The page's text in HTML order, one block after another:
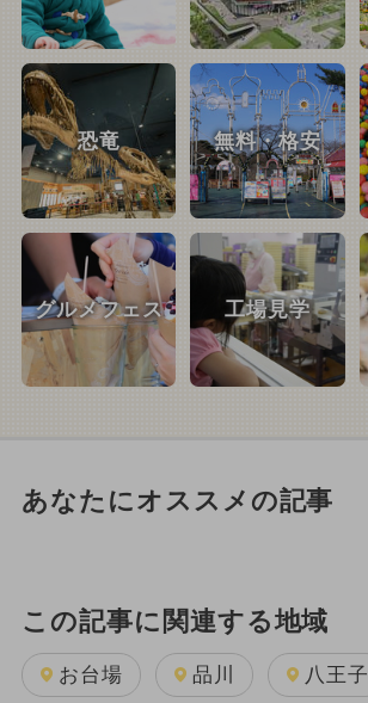
恐竜 無料・格安
グルメフェス 工場見学
あなたにオススメの記事
この記事に関連する地域
お台場 品川 八王子